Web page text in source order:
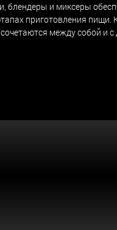
блендеры и миксеры
приготовления пищи.
между собой и